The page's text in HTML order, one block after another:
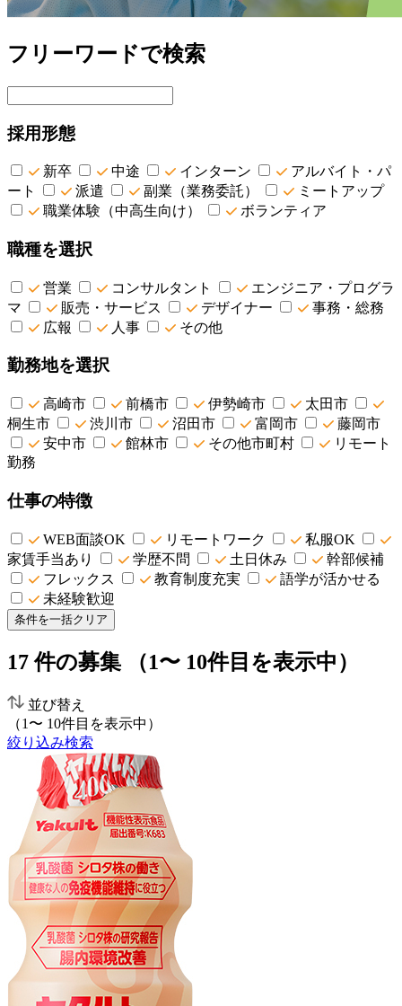
フリーワードで検索
採用形態
新卒 中途 インターン
アルバイト・パ
ート
派遣 副業（業務委託）
ミートアップ
職業体験（中高生向け）
ボランティア
職種を選択
営業 コンサルタント
エンジニア・プログラ
マ
販売・サービス デザイナー
事務・総務
広報
人事 その他
勤務地を選択
高崎市 前橋市 伊勢崎市
太田市
桐生市
渋川市 沼田市 富岡市
藤岡市
安中市
館林市 その他市町村
リモート
勤務
仕事の特徴
WEB面談OK リモートワーク
私服OK
家賃手当あり
学歴不問 土日休み
幹部候補
フレックス
教育制度充実
語学が活かせる
未経験歓迎
条件を一括クリア
17 件の募集 （1〜 10件目を表示中）
並び替え
（1〜 10件目を表示中）
絞り込み検索